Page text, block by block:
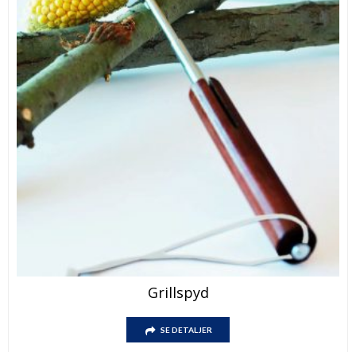
Grillspyd
SE DETALJER